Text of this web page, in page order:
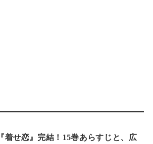
『着せ恋』完結！15巻あらすじと、広